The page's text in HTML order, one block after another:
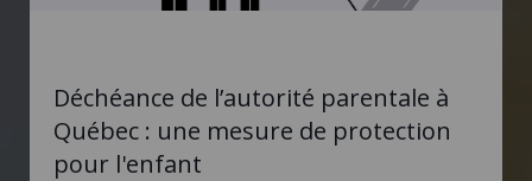
Déchéance de l’autorité parentale à
Québec : une mesure de protection
pour l'enfant